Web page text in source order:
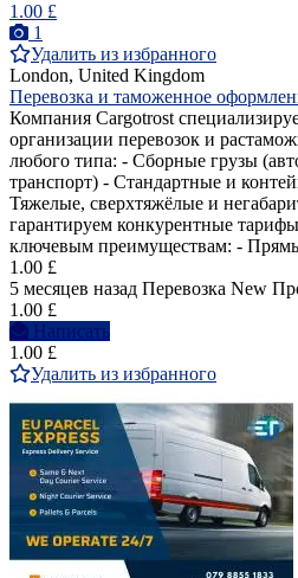
1.00 £
1
Удалить из избранного
London, United Kingdom
Перевозка и таможенное
Компания Cargotrost
организации перевозок и
любого типа: - Сборные грузы
транспорт) - Стандартные и
Тяжелые, сверхтяжёлые и
гарантируем конкурентные
ключевым преимуществам: -
1.00 £
5 месяцев назад Перевозка New
1.00 £
Написать
1.00 £
Удалить из избранного